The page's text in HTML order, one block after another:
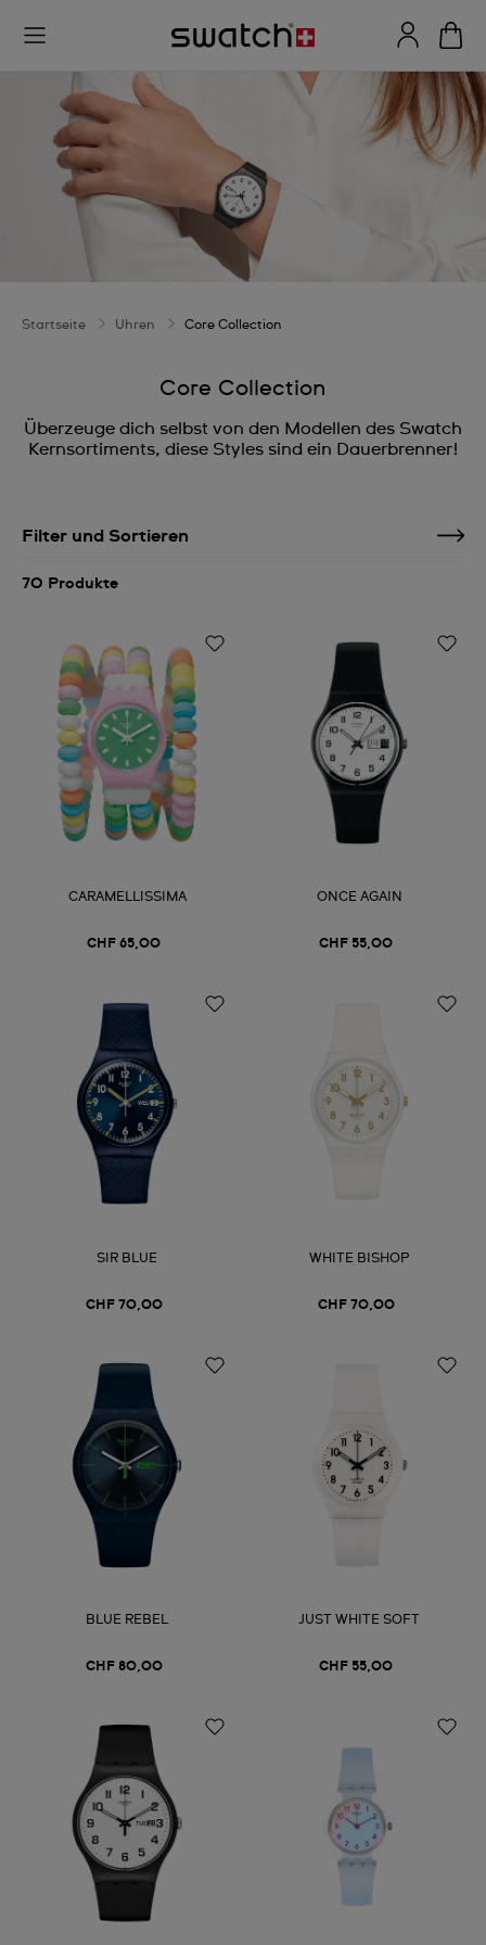
Startseite Uhren Core Collection
Core Collection
Überzeuge dich selbst von den Modellen des Swatch
Kernsortiments, diese Styles sind ein Dauerbrenner!
Filter und Sortieren
70 Produkte
CARAMELLISSIMA
CHF 65,00
ONCE AGAIN
CHF 55,00
SIR BLUE
CHF 70,00
WHITE BISHOP
CHF 70,00
BLUE REBEL
CHF 80,00
JUST WHITE SOFT
CHF 55,00